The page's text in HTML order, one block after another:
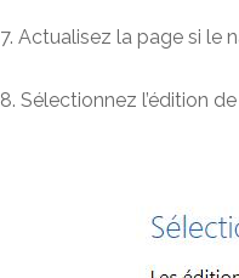
7. Actualisez la page si le
8. Sélectionnez l’édition